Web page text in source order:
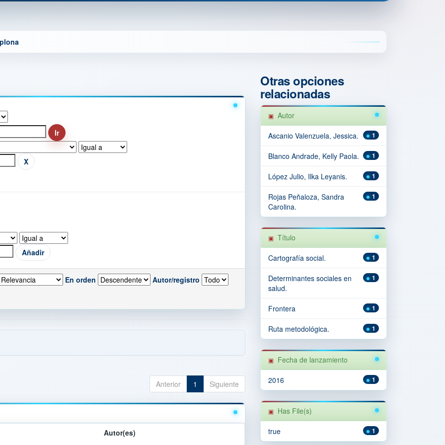
En orden Autor/registro
Anterior 1 Siguiente
Autor(es)
Otras opciones
relacionadas
Autor
1
Ascanio Valenzuela, Jessica.
1
Blanco Andrade, Kelly Paola.
1
López Julio, Ilka Leyanis.
1
Rojas Peñaloza, Sandra
Carolina.
Título
1
Cartografía social.
1
Determinantes sociales en
salud.
1
Frontera
1
Ruta metodológica.
Fecha de lanzamiento
1
2016
Has File(s)
1
true